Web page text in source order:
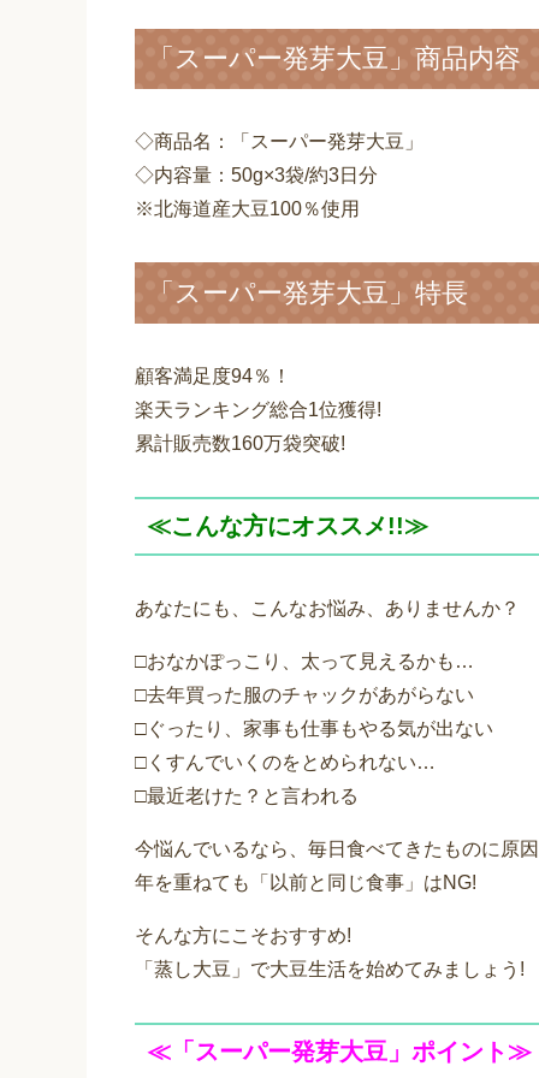
「スーパー発芽大豆」商品内容
◇商品名：「スーパー発芽大豆」
◇内容量：50g×3袋/約3日分
※北海道産大豆100％使用
「スーパー発芽大豆」特長
顧客満足度94％！
楽天ランキング総合1位獲得!
累計販売数160万袋突破!
≪こんな方にオススメ!!≫
あなたにも、こんなお悩み、ありませんか？
□おなかぽっこり、太って見えるかも…
□去年買った服のチャックがあがらない
□ぐったり、家事も仕事もやる気が出ない
□くすんでいくのをとめられない…
□最近老けた？と言われる
今悩んでいるなら、毎日食べてきたものに原
年を重ねても「以前と同じ食事」はNG!
そんな方にこそおすすめ!
「蒸し大豆」で大豆生活を始めてみましょう!
≪「スーパー発芽大豆」ポイント≫